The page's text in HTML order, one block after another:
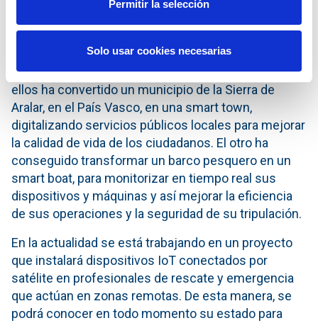
Permitir la selección
Solo usar cookies necesarias
remotos con el fin de cerrar brecha digital. Este es el
foco de iniciativas que ya ha puesto en marcha
Hispasat junto a startups expertas en IoT. Hasta la
fecha se han realizado con éxito dos pilotos: uno de
ellos ha convertido un municipio de la Sierra de
Aralar, en el País Vasco, en una smart town,
digitalizando servicios públicos locales para mejorar
la calidad de vida de los ciudadanos. El otro ha
conseguido transformar un barco pesquero en un
smart boat, para monitorizar en tiempo real sus
dispositivos y máquinas y así mejorar la eficiencia
de sus operaciones y la seguridad de su tripulación.
En la actualidad se está trabajando en un proyecto
que instalará dispositivos IoT conectados por
satélite en profesionales de rescate y emergencia
que actúan en zonas remotas. De esta manera, se
podrá conocer en todo momento su estado para